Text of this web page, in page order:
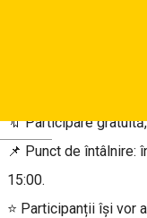
Deutsch
🔖 Participare
📌 Punct de întâlnire:
15:00.
⭐ Participanții își vor